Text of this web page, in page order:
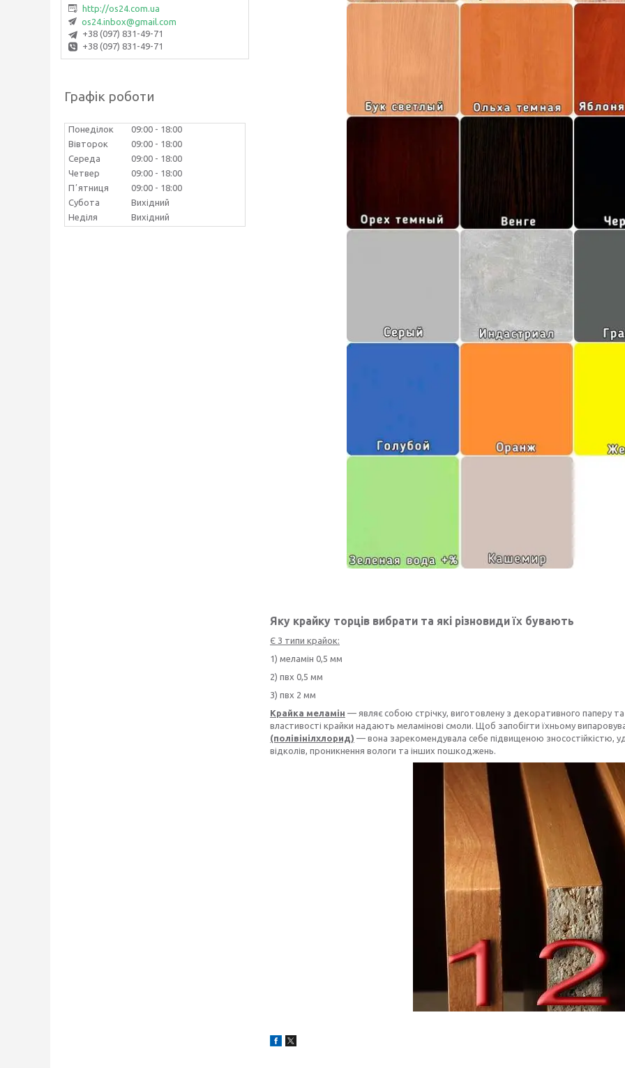
Яку крайку торців вибрати та які різновиди їх бувають
Є 3 типи крайок:
1) меламін 0,5 мм
2) пвх 0,5 мм
3) пвх 2 мм
Крайка меламін — являє собою стрічку, виготовлену з декоративного паперу та
властивості крайки надають меламінові смоли. Щоб запобігти їхньому
(полівінілхлорид) — вона зарекомендувала себе підвищеною зносостійкістю,
відколів, проникнення вологи та інших пошкоджень.
http://os24.com.ua
os24.inbox@gmail.com
+38 (097) 831-49-71
+38 (097) 831-49-71
Графік роботи
Понеділок 09:00
18:00
Вівторок
09:00
18:00
Середа
09:00
18:00
Четвер
09:00
18:00
Пʼятниця
09:00
18:00
Субота
Вихідний
Неділя
Вихідний